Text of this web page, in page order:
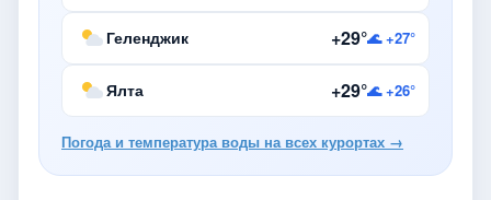
Геленджик +29°🌊 +27°
Ялта +29°🌊 +26°
Погода и температура воды на всех курортах →